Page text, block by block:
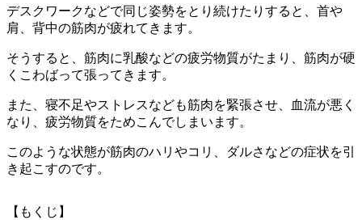
デスクワークなどで同じ姿勢をとり続けたりすると、首や
肩、背中の筋肉が疲れてきます。
そうすると、筋肉に乳酸などの疲労物質がたまり、筋肉が硬
くこわばって張ってきます。
また、寝不足やストレスなども筋肉を緊張させ、血流が悪く
なり、疲労物質をためこんでしまいます。
このような状態が筋肉のハリやコリ、ダルさなどの症状を引
き起こすのです。
【もくじ】